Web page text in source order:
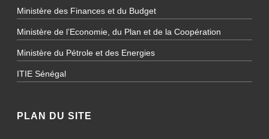
Ministère des Finances et du Budget
Ministère de l’Economie, du Plan et de la Coopération
Ministère du Pétrole et des Energies
ITIE Sénégal
PLAN DU SITE